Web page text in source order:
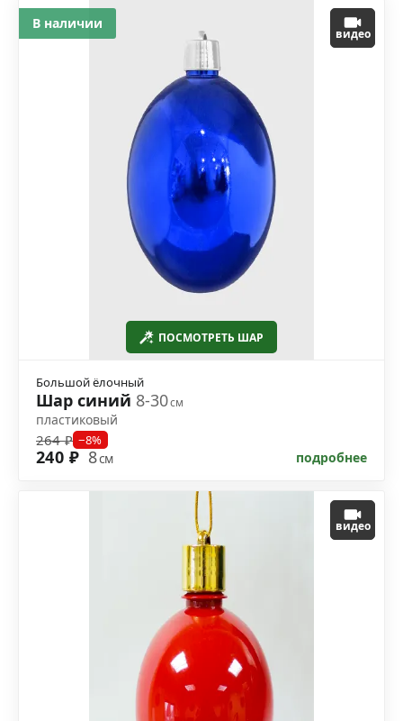
ПОСМОТРЕТЬ ШАР
видео
Большой ёлочный
Шар синий 8-30см
пластиковый
264 ₽ −8%
240 ₽ 8см подробнее
В наличии
видео